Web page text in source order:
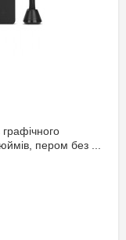
пером без ...